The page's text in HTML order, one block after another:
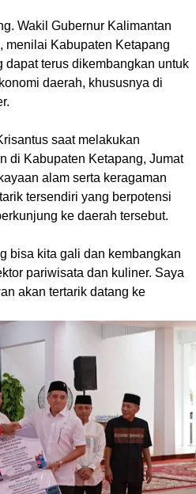
Wakil Gubernur Kalimantan
menilai Kabupaten Ketapang
dapat terus dikembangkan untuk
daerah, khususnya di
saat melakukan
di Kabupaten Ketapang, Jumat
alam serta keragaman
tersendiri yang berpotensi
ke daerah tersebut.
bisa kita gali dan kembangkan
pariwisata dan kuliner. Saya
akan tertarik datang ke